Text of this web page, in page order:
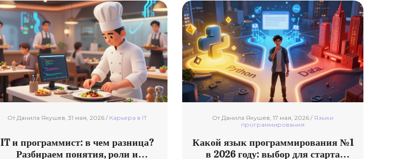
От Данила Якушев, 31 мая, 2026 / Карьерa в IT
IT и программист: в чем разница?
Разбираем понятия, роли и
От Данила Якушев, 17 мая, 2026 / Языки
программирования
Какой язык программирования №1
в 2026 году: выбор для старта